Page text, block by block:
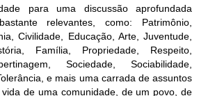
para uma discussão aprofundada
relevantes, como: Patrimônio,
Civilidade, Educação, Arte, Juventude,
Família, Propriedade, Respeito,
Sociedade, Sociabilidade,
e mais uma carrada de assuntos
de uma comunidade, de um povo, de